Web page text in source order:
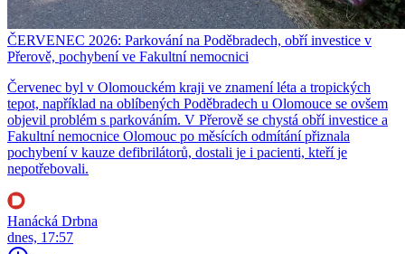
ČERVENEC 2026: Parkování na Poděbradech, obří investice v
Přerově, pochybení ve Fakultní nemocnici
Červenec byl v Olomouckém kraji ve znamení léta a tropických
tepot, například na oblíbených Poděbradech u Olomouce se ovšem
objevil problém s parkováním. V Přerově se chystá obří investice a
Fakultní nemocnice Olomouc po měsících odmítání přiznala
pochybení v kauze defibrilátorů, dostali je i pacienti, kteří je
nepotřebovali.
Hanácká Drbna
dnes, 17:57